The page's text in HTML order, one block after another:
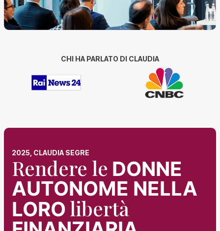
CHI HA PARLATO DI CLAUDIA
2025, CLAUDIA SEGRE
Rendere le DONNE
AUTONOME NELLA
LORO libertà